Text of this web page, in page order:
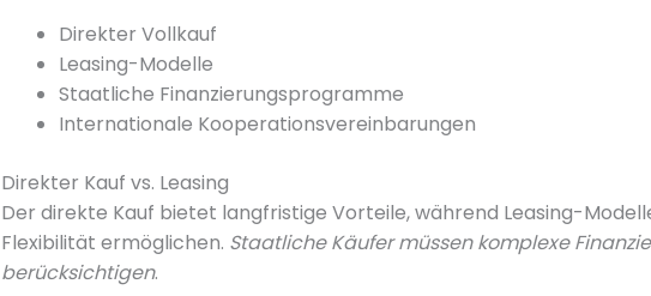
Direkter Vollkauf
Leasing-Modelle
Staatliche Finanzierungsprogramme
Internationale Kooperationsvereinbarungen
Direkter Kauf vs. Leasing
Der direkte Kauf bietet langfristige Vorteile, während Leasing-
Flexibilität ermöglichen. Staatliche Käufer müssen komplexe
berücksichtigen.